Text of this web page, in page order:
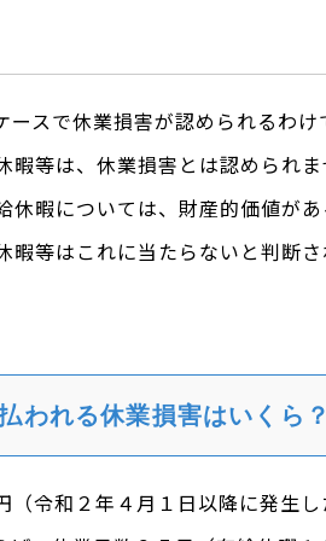
スで休業損害が認められるわ
等は、休業損害とは認められ
休暇については、財産的価値が
暇等はこれに当たらないと判断
われる休業損害はいくら？
令和２年４月１日以降に発生し